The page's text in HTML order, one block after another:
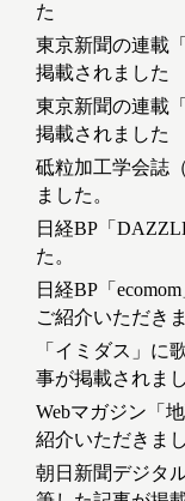
た
東京新聞の連載
掲載されました
東京新聞の連載
掲載されました
砥粒加工学会誌
ました。
日経BP「
た。
日経BP「
ご紹介いただき
「イミダス」に
事が掲載されまし
Webマガジン「
紹介いただきまし
朝日新聞デジタ